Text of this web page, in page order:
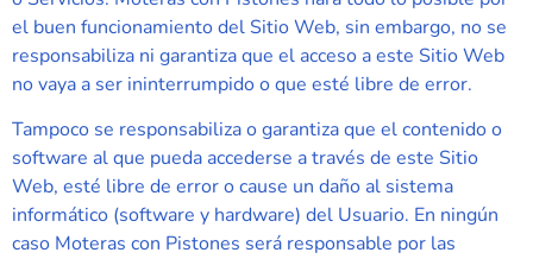
el buen funcionamiento del Sitio Web, sin embargo, no se
responsabiliza ni garantiza que el acceso a este Sitio Web
no vaya a ser ininterrumpido o que esté libre de error.
Tampoco se responsabiliza o garantiza que el contenido o
software al que pueda accederse a través de este Sitio
Web, esté libre de error o cause un daño al sistema
informático (software y hardware) del Usuario. En ningún
caso Moteras con Pistones será responsable por las